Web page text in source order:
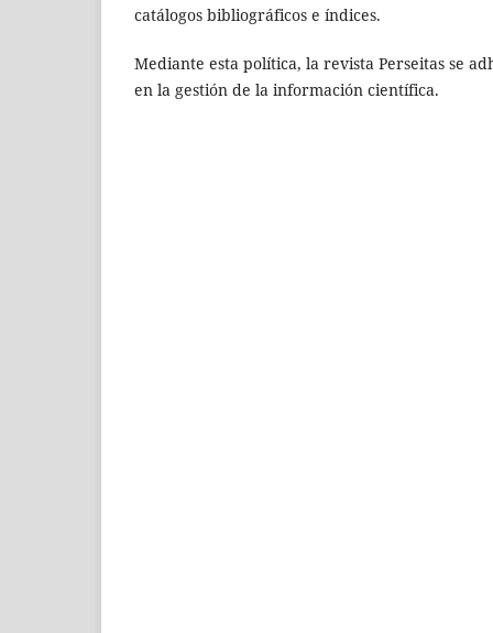
catálogos bibliográficos e índices.
Mediante esta política, la revista Perseitas se
en la gestión de la información científica.